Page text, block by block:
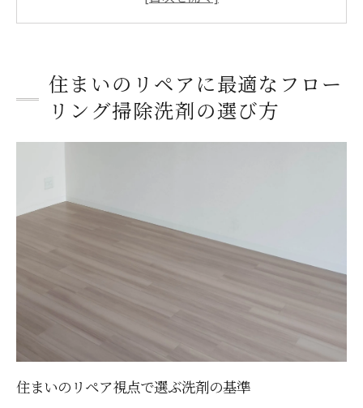
住まいのリペアで失敗しない洗剤選び
フローリング掃除でおすすめの住まいのリペア
洗剤とは
フローリング掃除に強い人気洗剤の特徴
口コミで高評価の住まいのリペア洗剤
ペットや赤ちゃんに安心な洗剤の選び方
ランキング常連の住まいのリペア洗剤
フローリング掃除効率UPのおすすめ洗剤
黒ずみ対策に効くフローリング掃除洗剤のポイ
ント
住まいのリペアで黒ずみを防ぐ洗剤術
住まいのリペアに最適なフロー
リング掃除洗剤の選び方
住まいのリペア視点で選ぶ洗剤の基準